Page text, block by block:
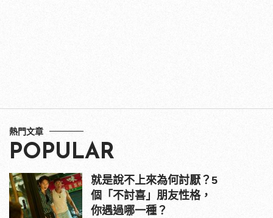
熱門文章
POPULAR
就是說不上來為何討厭？5
個「不討喜」朋友性格，
你遇過哪一種？